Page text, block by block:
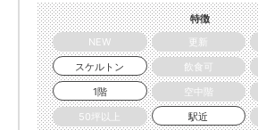
特徴
NEW
更新
スケルトン
飲食可
1階
空中階
50坪以上
駅近